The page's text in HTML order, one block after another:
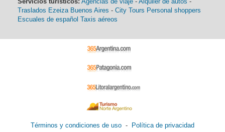
Traslados Ezeiza Buenos Aires - City Tours Personal shoppers
Escuales de español Taxis aéreos
Términos y condiciones de uso - Política de privacidad